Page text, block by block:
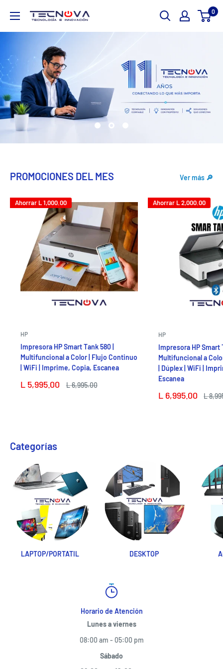
directamente
al
TECNOVA
0
PROMOCIONES DEL MES Ver más 🔎
Ahorrar L 1,000.00
HP
Impresora HP Smart Tank 580 |
Multifuncional a Color | Flujo Continuo
| WiFi | Imprime, Copia, Escanea
Precio
L 5,995.00
Precio
L 6,995.00
Ahorrar L 2,000.00
HP
Impresora HP Smart
Multifuncional a
| Dúplex | WiFi |
Escanea
Precio
L 6,995.00
Precio
L
Categorías
LAPTOP/PORTATIL DESKTOP
Horario de Atención
Lunes a viernes
08:00 am - 05:00 pm
Sábado